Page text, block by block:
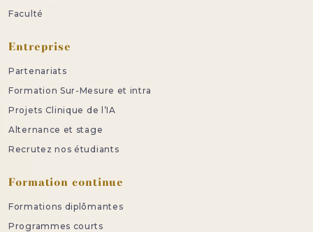
Faculté
Entreprise
Partenariats
Formation Sur-Mesure et intra
Projets Clinique de l’IA
Alternance et stage
Recrutez nos étudiants
Formation continue
Formations diplômantes
Programmes courts